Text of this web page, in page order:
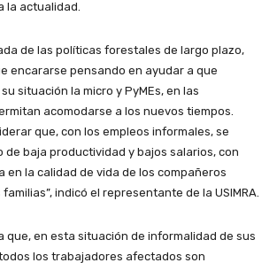
la actualidad.
de las políticas forestales de largo plazo,
encararse pensando en ayudar a que
situación la micro y PyMEs, en las
acomodarse a los nuevos tiempos.
que, con los empleos informales, se
de baja productividad y bajos salarios, con
en la calidad de vida de los compañeros
indicó el representante de la USIMRA.
que, en esta situación de informalidad de sus
los trabajadores afectados son